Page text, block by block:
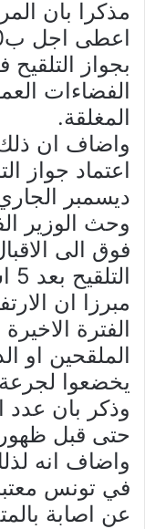
بجواز
الفضاءات
المغلقة.
واضاف ان
ديسمبر
فوق الى
مبرزا ان
الفترة
الملقحين او
يخضعوا لجرعة
وذكر بان عدد
حتى قبل ظهور
واضاف انه
في تونس
عن اصابة